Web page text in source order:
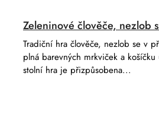
Zeleninové člověče, nezlob
Tradiční hra člověče, nezlob se v
plná barevných mrkviček a
stolní hra je přizpůsobena...